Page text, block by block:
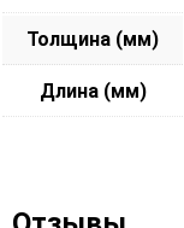
Толщина (мм)
Длина (мм)